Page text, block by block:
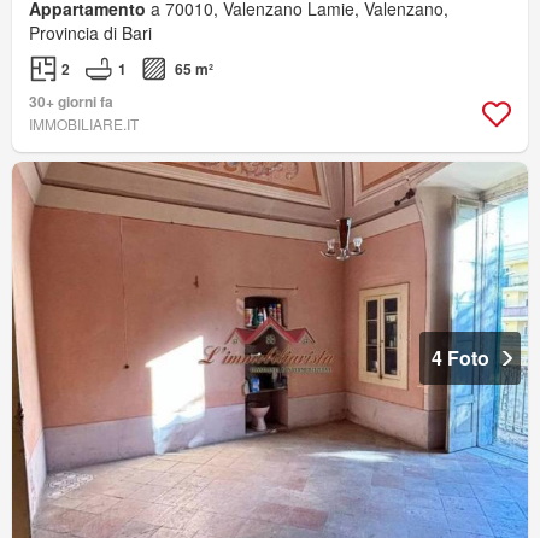
Appartamento a 70010, Valenzano Lamie, Valenzano,
Provincia di Bari
2 1
65 m²
30+ giorni fa
IMMOBILIARE.IT
4 Foto